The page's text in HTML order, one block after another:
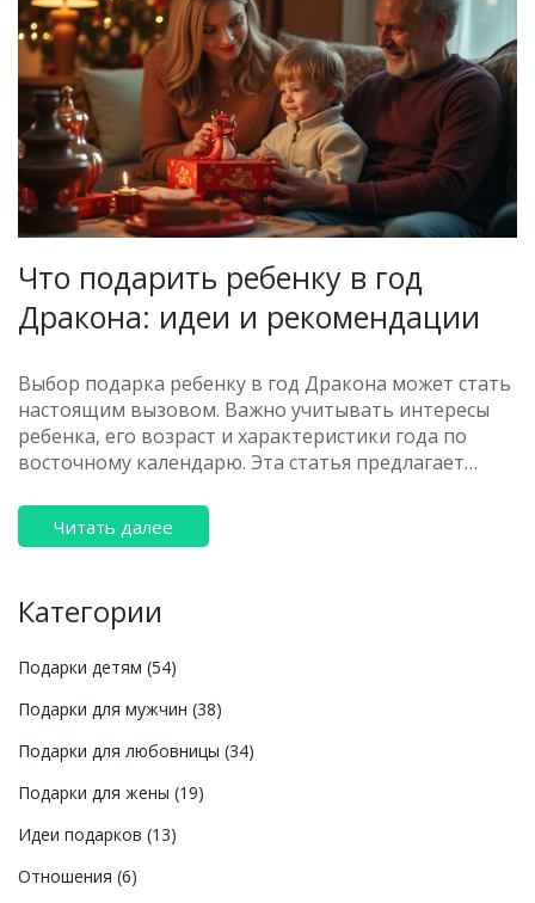
Что подарить ребенку в год
Дракона: идеи и рекомендации
Выбор подарка ребенку в год Дракона может стать
настоящим вызовом. Важно учитывать интересы
ребенка, его возраст и характеристики года по
восточному календарю. Эта статья предлагает
полезные советы, которые помогут родителям и
близким выбрать идеальный подарок для ребенка
Читать далее
Категории
Подарки детям (54)
Подарки для мужчин (38)
Подарки для любовницы (34)
Подарки для жены (19)
Идеи подарков (13)
Отношения (6)